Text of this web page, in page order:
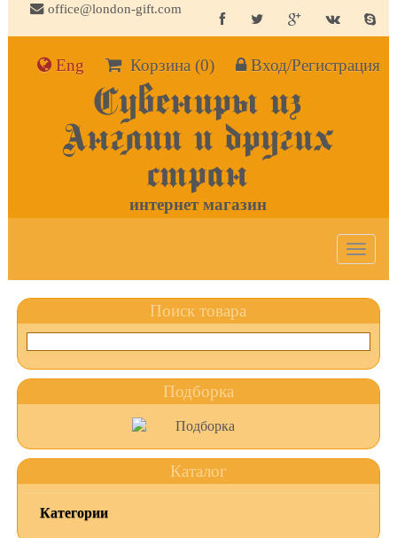
office@london-gift.com
Eng Корзина(0) Вход/Регистрация
Сувениры из
Англии и других
стран
интернет магазин
Toggle
Поиск товара
Подборка
Каталог
Категории